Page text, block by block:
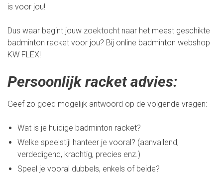
is voor jou!
Dus waar begint jouw zoektocht naar het meest geschikte
badminton racket voor jou? Bij online badminton webshop
KW FLEX!
Persoonlijk racket advies:
Geef zo goed mogelijk antwoord op de volgende vragen:
Wat is je huidige badminton racket?
Welke speelstijl hanteer je vooral? (aanvallend,
verdedigend, krachtig, precies enz.)
Speel je vooral dubbels, enkels of beide?